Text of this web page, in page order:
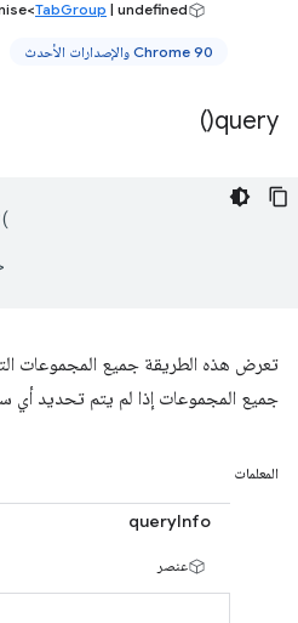
TabGroup | undefined>
Chrome 90 والإصدارات الأحدث
query(
)
(
تعرض هذه الطريقة جميع المجموعات
جميع المجموعات إذا لم يتم تحديد أي
المعلمات
queryInfo
عنصر